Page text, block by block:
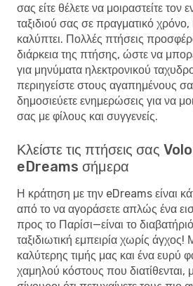
σας είτε θέλετε να μοιραστείτε τον
ταξιδιού σας σε πραγματικό
καλύπτει. Πολλές πτήσεις
διάρκεια της πτήσης, ώστε να
για μηνύματα ηλεκτρονικού
περιηγείστε στους αγαπημένους
δημοσιεύετε ενημερώσεις για να
σας με φίλους και συγγενείς.
Κλείστε τις πτήσεις σας
eDreams σήμερα
Η κράτηση με την eDreams είναι
από το να αγοράσετε απλώς ένα
προς το Παρίσι—είναι το
ταξιδιωτική εμπειρία χωρίς
καλύτερης τιμής μας και ένα ευρύ
χαμηλού κόστους που διατίθενται,